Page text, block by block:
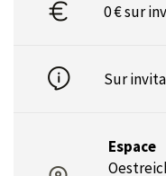
0 € sur
Sur